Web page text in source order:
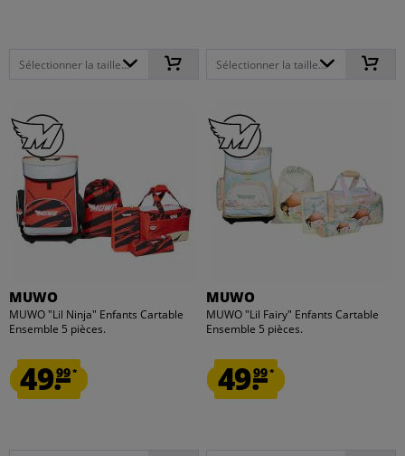
Sélectionner la taille... Sélectionner la taille...
MUWO
MUWO "Lil Ninja" Enfants Cartable
Ensemble 5 pièces.
49.99*
MUWO
MUWO "Lil Fairy" Enfants Cartable
Ensemble 5 pièces.
49.99*